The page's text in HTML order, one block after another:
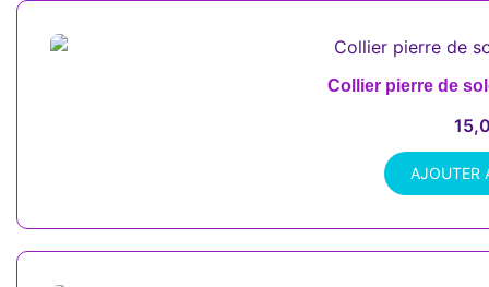
Collier pierre de
AJOUTER